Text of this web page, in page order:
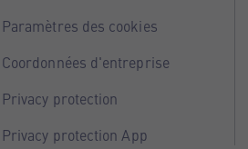
Paramètres des cookies
Coordonnées d'entreprise
Privacy protection
Privacy protection App